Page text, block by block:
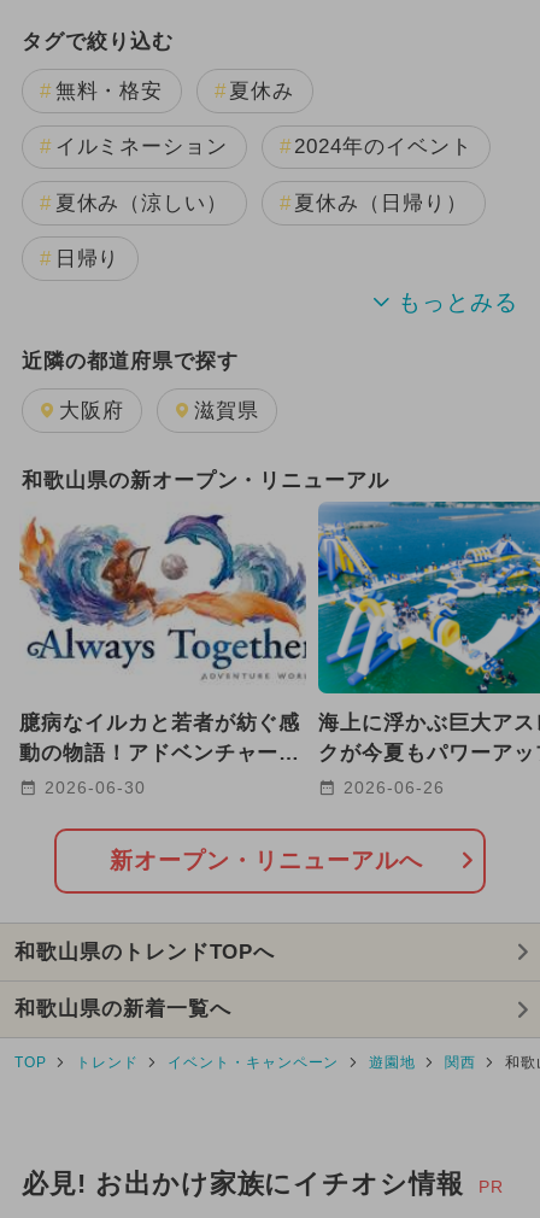
タグで絞り込む
無料・格安 夏休み
イルミネーション 2024年のイベント
夏休み（涼しい） 夏休み（日帰り）
日帰り
2024年8月のイベント
2024年7月のイベント
2024年2月のイベント
2024年1月のイベント
2023年12月のイベント
2023年11月のイベント アート
絶景 春休み 2021年のイベント
2022年のイベント 2023年のイベント
近隣の都道府県で探す
大阪府 滋賀県
和歌山県の新オープン・リニューアル
臆病なイルカと若者が紡ぐ感
動の物語！アドベンチャーワ
ールドで新生マリンライブ開
2026-06-30
海上に浮かぶ巨大アス
クが今夏もパワーア
和歌山の夏を全力で
2026-06-26
新オープン・リニューアルへ
和歌山県のトレンドTOPへ
和歌山県の新着一覧へ
TOP トレンド イベント・キャンペーン 遊園地 関西 和歌
必見! お出かけ家族にイチオシ情報 PR